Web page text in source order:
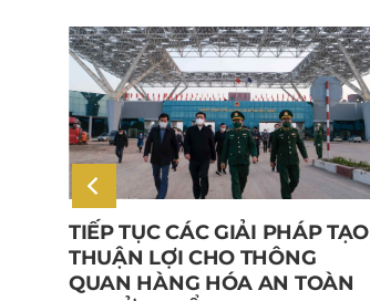
TIẾP TỤC CÁC GIẢI PHÁP TẠO
THUẬN LỢI CHO THÔNG
QUAN HÀNG HÓA AN TOÀN